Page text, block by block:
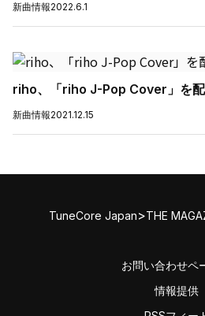
新曲情報2022.6.1
riho、「riho J-Pop Cover」を
新曲情報2021.12.15
TuneCore Japan>THE
お問い合わせペ
情報提供